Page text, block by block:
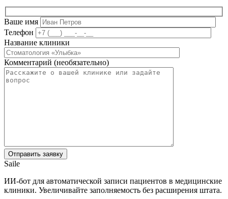
Ваше имя
Телефон
Название клиники
Комментарий (необязательно)
Saile
ИИ-бот для автоматической записи пациентов в медицинские
клиники. Увеличивайте заполняемость без расширения штата.